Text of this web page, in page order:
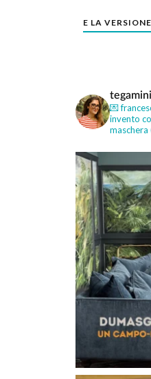
E LA
tegamini
💌
invento
maschera